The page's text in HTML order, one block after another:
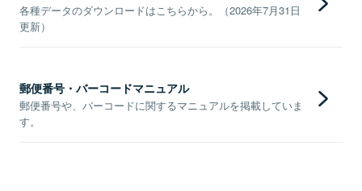
各種データのダウンロードはこちらから。（2026年7月31日
更新）
郵便番号・バーコードマニュアル
郵便番号や、バーコードに関するマニュアルを掲載していま
す。